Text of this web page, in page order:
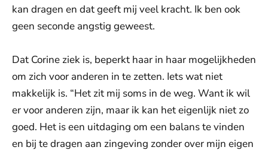
kan dragen en dat geeft mij veel kracht. Ik ben ook
geen seconde angstig geweest.
Dat Corine ziek is, beperkt haar in haar mogelijkheden
om zich voor anderen in te zetten. Iets wat niet
makkelijk is. “Het zit mij soms in de weg. Want ik wil
er voor anderen zijn, maar ik kan het eigenlijk niet zo
goed. Het is een uitdaging om een balans te vinden
en bij te dragen aan zingeving zonder over mijn eigen